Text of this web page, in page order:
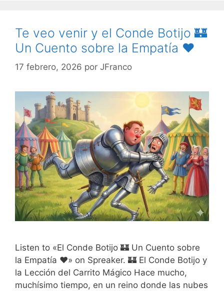
Te veo venir y el Conde Botijo 🏰
Un Cuento sobre la Empatía ❤️
17 febrero, 2026 por JFranco
Listen to «El Conde Botijo 🏰 Un Cuento sobre
la Empatía ❤️» on Spreaker. 🏰 El Conde Botijo y
la Lección del Carrito Mágico Hace mucho,
muchísimo tiempo, en un reino donde las nubes